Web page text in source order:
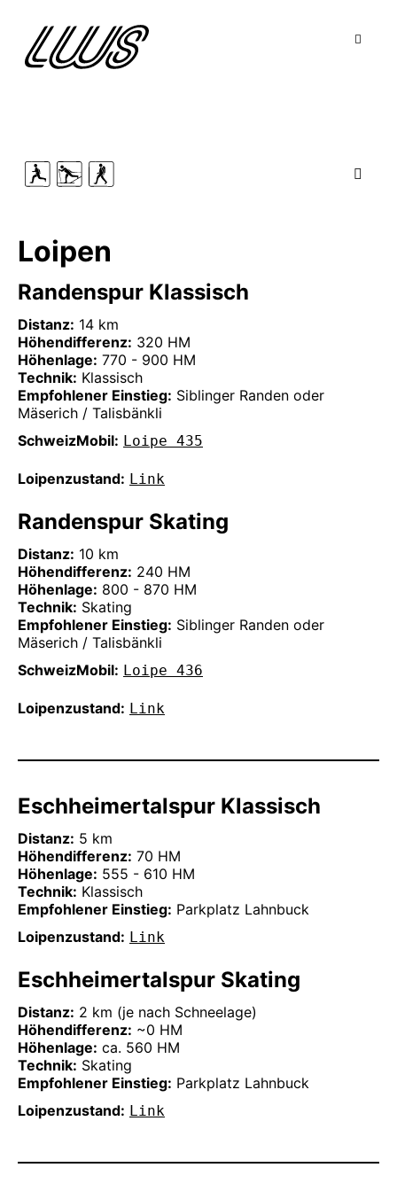
Loipen
Randenspur Klassisch
Distanz: 14 km
Höhendifferenz: 320 HM
Höhenlage: 770 - 900 HM
Technik: Klassisch
Empfohlener Einstieg: Siblinger Randen oder
Mäserich / Talisbänkli
SchweizMobil: Loipe 435
Loipenzustand: Link
Randenspur Skating
Distanz: 10 km
Höhendifferenz: 240 HM
Höhenlage: 800 - 870 HM
Technik: Skating
Empfohlener Einstieg: Siblinger Randen oder
Mäserich / Talisbänkli
SchweizMobil: Loipe 436
Loipenzustand: Link
Eschheimertalspur Klassisch
Distanz: 5 km
Höhendifferenz: 70 HM
Höhenlage: 555 - 610 HM
Technik: Klassisch
Empfohlener Einstieg: Parkplatz Lahnbuck
Loipenzustand: Link
Eschheimertalspur Skating
Distanz: 2 km (je nach Schneelage)
Höhendifferenz: ~0 HM
Höhenlage: ca. 560 HM
Technik: Skating
Empfohlener Einstieg: Parkplatz Lahnbuck
Loipenzustand: Link